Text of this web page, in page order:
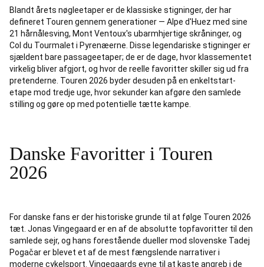
Blandt årets nøgleetaper er de klassiske stigninger, der har
defineret Touren gennem generationer — Alpe d'Huez med sine
21 hårnålesving, Mont Ventoux's ubarmhjertige skråninger, og
Col du Tourmalet i Pyrenæerne. Disse legendariske stigninger er
sjældent bare passageetaper; de er de dage, hvor klassementet
virkelig bliver afgjort, og hvor de reelle favoritter skiller sig ud fra
pretenderne. Touren 2026 byder desuden på en enkeltstart-
etape mod tredje uge, hvor sekunder kan afgøre den samlede
stilling og gøre op med potentielle tætte kampe.
Danske Favoritter i Touren
2026
For danske fans er der historiske grunde til at følge Touren 2026
tæt. Jonas Vingegaard er en af de absolutte topfavoritter til den
samlede sejr, og hans forestående dueller mod slovenske Tadej
Pogačar er blevet et af de mest fængslende narrativer i
moderne cykelsport. Vingegaards evne til at kaste angreb i de